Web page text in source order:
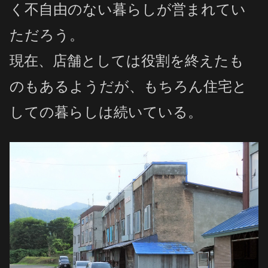
く不自由のない暮らしが営まれてい
ただろう。
現在、店舗としては役割を終えたも
のもあるようだが、もちろん住宅と
しての暮らしは続いている。